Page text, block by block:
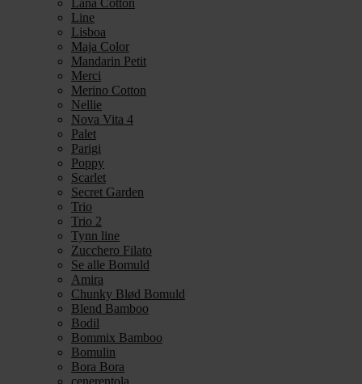
Lana Cotton
Line
Lisboa
Maja Color
Mandarin Petit
Merci
Merino Cotton
Nellie
Nova Vita 4
Palet
Parigi
Poppy
Scarlet
Secret Garden
Trio
Trio 2
Tynn line
Zucchero Filato
Se alle Bomuld
Amira
Chunky Blød Bomuld
Blend Bamboo
Bodil
Bommix Bamboo
Bomulin
Bora Bora
cenerentola